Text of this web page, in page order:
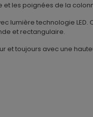
les poignées de la
lumière technologie LED.
et rectangulaire.
toujours avec une